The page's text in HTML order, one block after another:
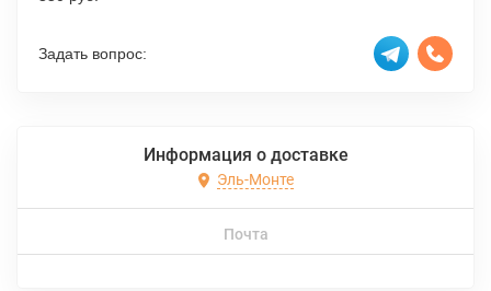
Задать вопрос:
Информация о доставке
Эль-Монте
Почта